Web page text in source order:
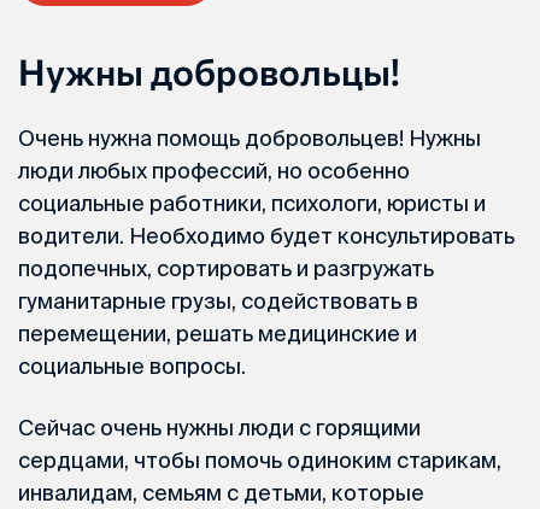
Нужны добровольцы!
Очень нужна помощь добровольцев! Нужны
люди любых профессий, но особенно
социальные работники, психологи, юристы и
водители. Необходимо будет консультировать
подопечных, сортировать и разгружать
гуманитарные грузы, содействовать в
перемещении, решать медицинские и
социальные вопросы.
Сейчас очень нужны люди с горящими
сердцами, чтобы помочь одиноким старикам,
инвалидам, семьям с детьми, которые